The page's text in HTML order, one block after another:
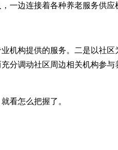
一边连接着各种养老服务供应
机构提供的服务。二是以社
分调动社区周边相关机构参
看怎么把握了。